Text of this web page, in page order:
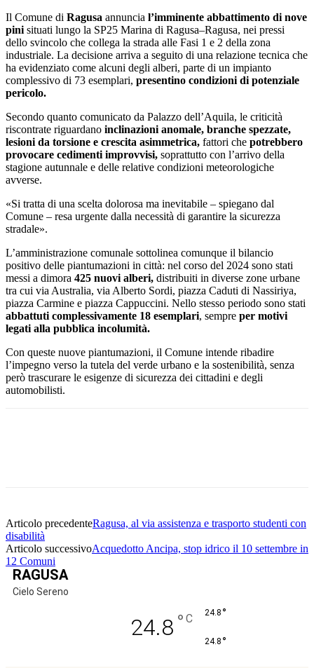
Il Comune di Ragusa annuncia l’imminente abbattimento di nove
pini situati lungo la SP25 Marina di Ragusa–Ragusa, nei pressi
dello svincolo che collega la strada alle Fasi 1 e 2 della zona
industriale. La decisione arriva a seguito di una relazione tecnica che
ha evidenziato come alcuni degli alberi, parte di un impianto
complessivo di 73 esemplari, presentino condizioni di potenziale
pericolo.
Secondo quanto comunicato da Palazzo dell’Aquila, le criticità
riscontrate riguardano inclinazioni anomale, branche spezzate,
lesioni da torsione e crescita asimmetrica, fattori che potrebbero
provocare cedimenti improvvisi, soprattutto con l’arrivo della
stagione autunnale e delle relative condizioni meteorologiche
avverse.
«Si tratta di una scelta dolorosa ma inevitabile – spiegano dal
Comune – resa urgente dalla necessità di garantire la sicurezza
stradale».
L’amministrazione comunale sottolinea comunque il bilancio
positivo delle piantumazioni in città: nel corso del 2024 sono stati
messi a dimora 425 nuovi alberi, distribuiti in diverse zone urbane
tra cui via Australia, via Alberto Sordi, piazza Caduti di Nassiriya,
piazza Carmine e piazza Cappuccini. Nello stesso periodo sono stati
abbattuti complessivamente 18 esemplari, sempre per motivi
legati alla pubblica incolumità.
Con queste nuove piantumazioni, il Comune intende ribadire
l’impegno verso la tutela del verde urbano e la sostenibilità, senza
però trascurare le esigenze di sicurezza dei cittadini e degli
automobilisti.
Articolo precedenteRagusa, al via assistenza e trasporto studenti con
disabilità
Articolo successivoAcquedotto Ancipa, stop idrico il 10 settembre in
12 Comuni
RAGUSA
Cielo Sereno
24.8 ° C 24.8 °
24.8 °